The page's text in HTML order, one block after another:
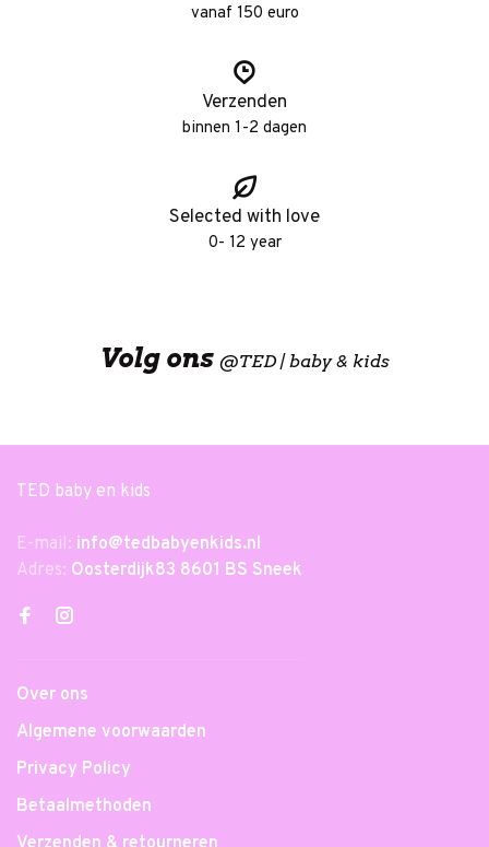
vanaf 150 euro
Verzenden
binnen 1-2 dagen
Selected with love
0- 12 year
Volg ons @TED | baby & kids
TED baby en kids
E-mail: info@tedbabyenkids.nl
Adres: Oosterdijk83 8601 BS Sneek
Over ons
Algemene voorwaarden
Privacy Policy
Betaalmethoden